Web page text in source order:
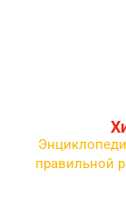
правильной